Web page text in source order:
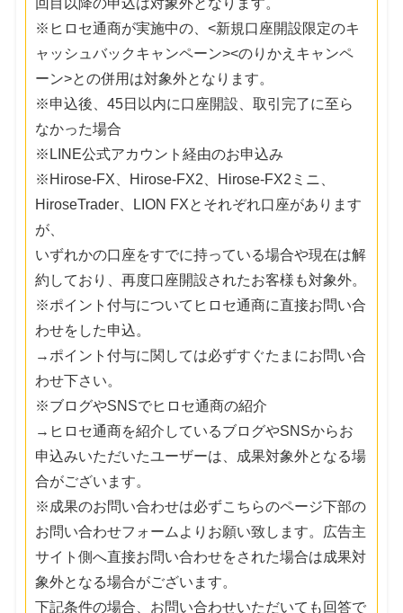
回目以降の申込は対象外となります。
※ヒロセ通商が実施中の、<新規口座開設限定のキ
ャッシュバックキャンペーン><のりかえキャンペ
ーン>との併用は対象外となります。
※申込後、45日以内に口座開設、取引完了に至ら
なかった場合
※LINE公式アカウント経由のお申込み
※Hirose-FX、Hirose-FX2、Hirose-FX2ミニ、
HiroseTrader、LION FXとそれぞれ口座があります
が、
いずれかの口座をすでに持っている場合や現在は解
約しており、再度口座開設されたお客様も対象外。
※ポイント付与についてヒロセ通商に直接お問い合
わせをした申込。
→ポイント付与に関しては必ずすぐたまにお問い合
わせ下さい。
※ブログやSNSでヒロセ通商の紹介
→ヒロセ通商を紹介しているブログやSNSからお
申込みいただいたユーザーは、成果対象外となる場
合がございます。
※成果のお問い合わせは必ずこちらのページ下部の
お問い合わせフォームよりお願い致します。広告主
サイト側へ直接お問い合わせをされた場合は成果対
象外となる場合がございます。
下記条件の場合、お問い合わせいただいても回答で